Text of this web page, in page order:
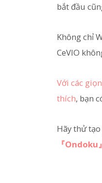
bắt đầu
Không chỉ
CeVIO
Với các
thích, bạn
Hãy thử
『Ondoku』